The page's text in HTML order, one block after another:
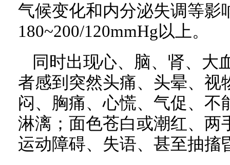
气候变化和内分泌失调等影
180~200/120mmHg以上。
同时出现心、脑、肾、大
者感到突然头痛、头晕、视
闷、胸痛、心慌、气促、不
淋漓；面色苍白或潮红、两
运动障碍、失语、甚至抽搐